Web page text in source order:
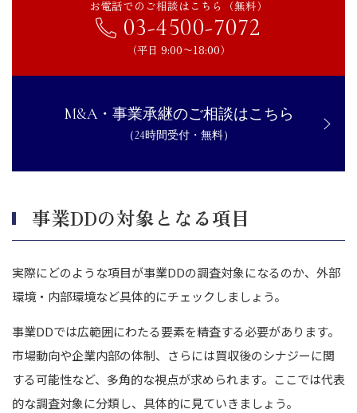
お電話でのご相談はこちら（無料）
03-4500-7072
（平日 9:00〜18:00）
M&A・事業承継のご相談はこちら
（24時間受付・無料）
事業DDの対象となる項目
実際にどのような項目が事業DDの調査対象になるのか、外部
環境・内部環境など具体的にチェックしましょう。
事業DDでは広範囲にわたる要素を精査する必要があります。
市場動向や企業内部の体制、さらには買収後のシナジーに関
する可能性など、多角的な視点が求められます。ここでは代表
的な調査対象に分類し、具体的に見ていきましょう。